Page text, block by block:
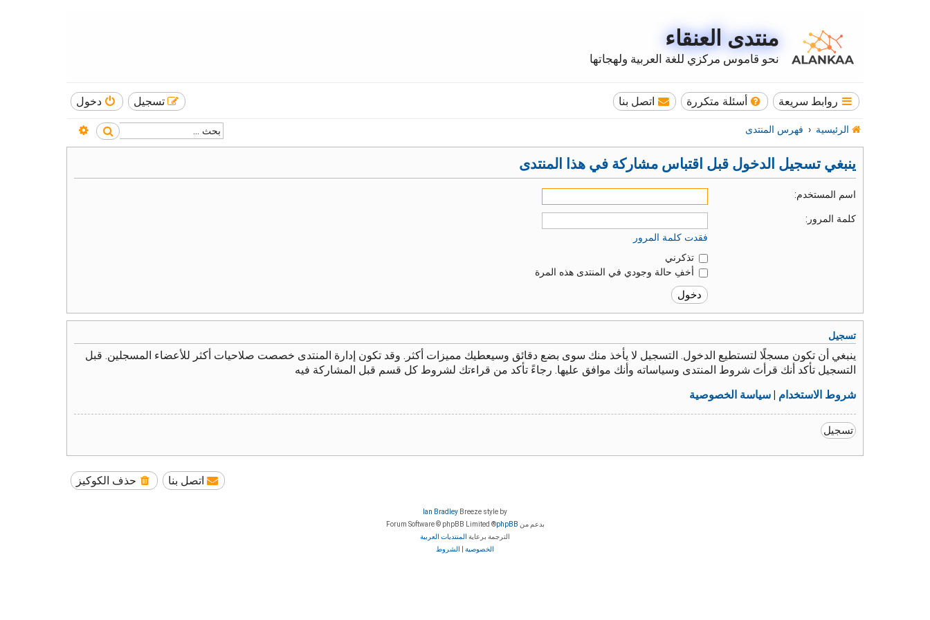
منتدى العنقاء
نحو قاموس مركزي للغة العربية ولهجاتها
روابط سريعة أسئلة متكررة اتصل بنا دخول تسجيل
الرئيسية فهرس المنتدى بحث
ينبغي تسجيل الدخول قبل اقتباس مشاركة في هذا المنتدى
اسم المستخدم:
كلمة المرور:
فقدت كلمة المرور
تذكرني
أخفِ حالة وجودي في المنتدى هذه المرة
تسجيل
ينبغي أن تكون مسجلًا لتستطيع الدخول. التسجيل لا يأخذ منك سوى بضع دقائق وسيعطيك مميزات أكثر. وقد تكون إدارة المنتدى خصصت صلاحيات أكثر للأعضاء المسجلين. قبل
التسجيل تأكد أنك قرأتَ شروط المنتدى وسياساته وأنك موافق عليها. رجاءً تأكد من قراءتك لشروط كل قسم قبل المشاركة فيه
شروط الاستخدام سياسة الخصوصية
تسجيل
حذف الكوكيز اتصل بنا
Breeze style by
Ian Bradley
بدعم من phpBB
® Forum Software © phpBB Limited
الترجمة برعاية المنتديات العربية
الخصوصية
الشروط